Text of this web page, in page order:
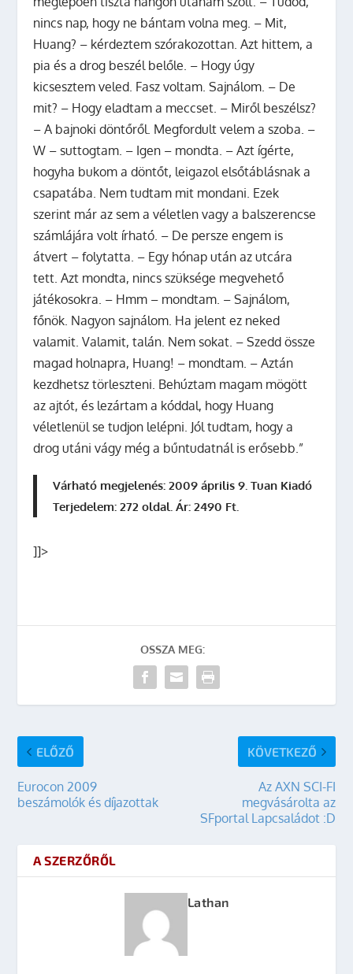
nincs nap, hogy ne bántam volna meg. – Mit,
Huang? – kérdeztem szórakozottan. Azt hittem, a
pia és a drog beszél belőle. – Hogy úgy
kicsesztem veled. Fasz voltam. Sajnálom. – De
mit? – Hogy eladtam a meccset. – Miről beszélsz?
– A bajnoki döntőről. Megfordult velem a szoba. –
W – suttogtam. – Igen – mondta. – Azt ígérte,
hogyha bukom a döntőt, leigazol elsőtáblásnak a
csapatába. Nem tudtam mit mondani. Ezek
szerint már az sem a véletlen vagy a balszerencse
számlájára volt írható. – De persze engem is
átvert – folytatta. – Egy hónap után az utcára
tett. Azt mondta, nincs szüksége megvehető
játékosokra. – Hmm – mondtam. – Sajnálom,
főnök. Nagyon sajnálom. Ha jelent ez neked
valamit. Valamit, talán. Nem sokat. – Szedd össze
magad holnapra, Huang! – mondtam. – Aztán
kezdhetsz törleszteni. Behúztam magam mögött
az ajtót, és lezártam a kóddal, hogy Huang
véletlenül se tudjon lelépni. Jól tudtam, hogy a
drog utáni vágy még a bűntudatnál is erősebb.”
Várható megjelenés: 2009 április 9. Tuan Kiadó
Terjedelem: 272 oldal. Ár: 2490 Ft.
]]>
OSSZA MEG:
ELŐZŐ
Eurocon 2009
beszámolók és díjazottak
KÖVETKEZŐ
Az AXN SCI-FI
megvásárolta az
SFportal Lapcsaládot :D
A SZERZŐRŐL
Lathan